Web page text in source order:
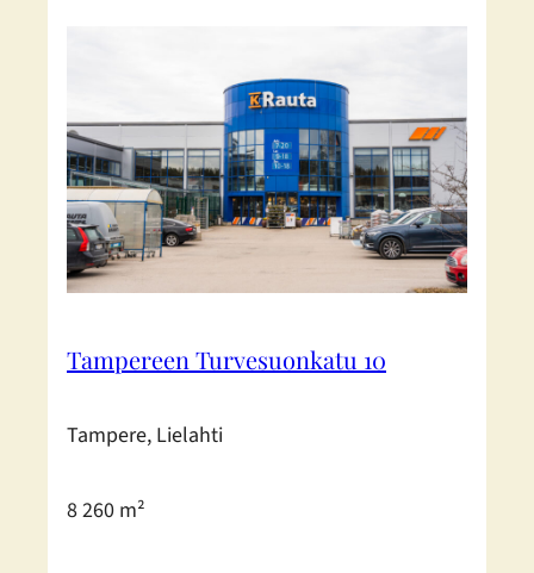
Tampereen Turvesuonkatu 10
Tampere, Lielahti
8 260 m²